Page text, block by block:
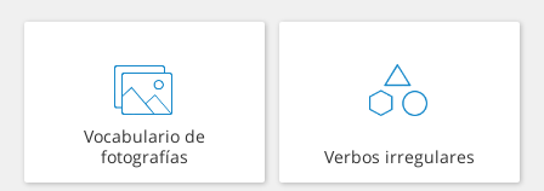
Vocabulario de
fotografías
Verbos irregulares